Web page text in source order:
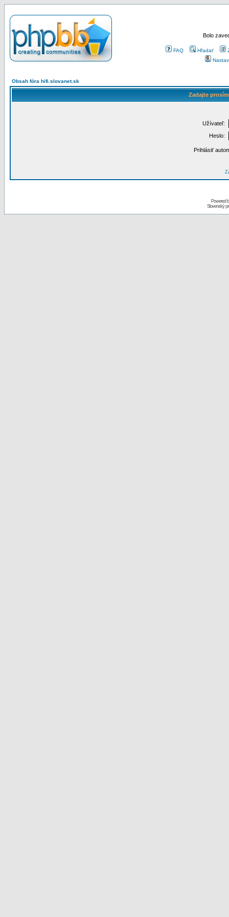
Bolo
FAQ Hľadať
Obsah fóra hifi.slovanet.sk
Zadajte
Užívateľ:
Heslo:
Prihlásiť
Powered
Slovenský